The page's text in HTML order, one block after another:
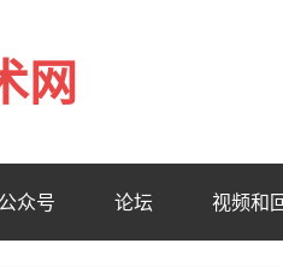
网
众号 论坛 视频和